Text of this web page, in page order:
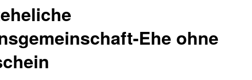
Ehe ohne